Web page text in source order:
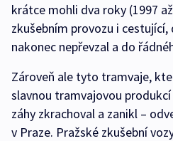
krátce mohli dva roky (1997
zkušebním provozu i
nakonec nepřevzal a do
Zároveň ale tyto tramvaje,
slavnou tramvajovou
záhy zkrachoval a zanikl –
v Praze. Pražské zkušební